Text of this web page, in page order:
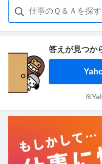
答えが見つか